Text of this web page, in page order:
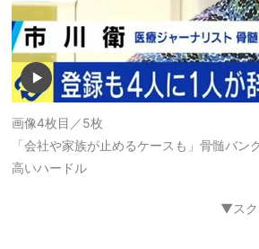
画像4枚目／5枚
「会社や家族が止めるケースも」骨髄バ
高いハードル
▼スク